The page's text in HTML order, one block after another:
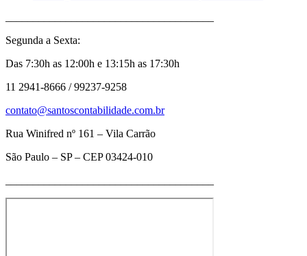
Segunda a Sexta:
Das 7:30h as 12:00h e 13:15h as 17:30h
11 2941-8666 / 99237-9258
contato@santoscontabilidade.com.br
Rua Winifred nº 161 – Vila Carrão
São Paulo – SP – CEP 03424-010